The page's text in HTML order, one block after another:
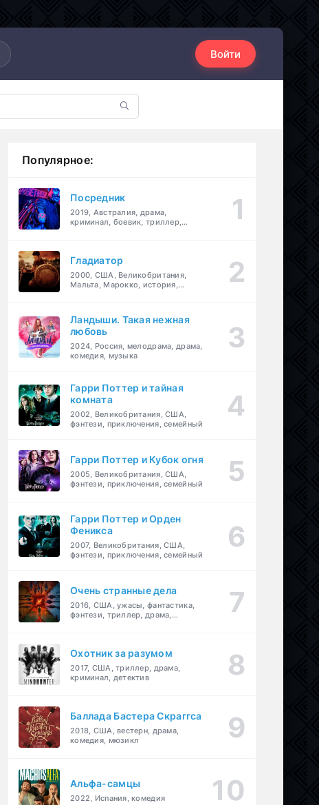
Войти
Популярное:
Посредник
2019, Австралия, драма,
криминал, боевик, триллер,
Гладиатор
2000, США, Великобритания,
Мальта, Марокко, история,
Ландыши. Такая нежная
любовь
2024, Россия, мелодрама, драма,
комедия, музыка
Гарри Поттер и тайная
комната
2002, Великобритания, США,
фэнтези, приключения, семейный
Гарри Поттер и Кубок огня
2005, Великобритания, США,
фэнтези, приключения, семейный
Гарри Поттер и Орден
Феникса
2007, Великобритания, США,
фэнтези, приключения, семейный
Очень странные дела
2016, США, ужасы, фантастика,
фэнтези, триллер, драма,
Охотник за разумом
2017, США, триллер, драма,
криминал, детектив
Баллада Бастера Скраггса
2018, США, вестерн, драма,
комедия, мюзикл
Альфа-самцы
2022, Испания, комедия